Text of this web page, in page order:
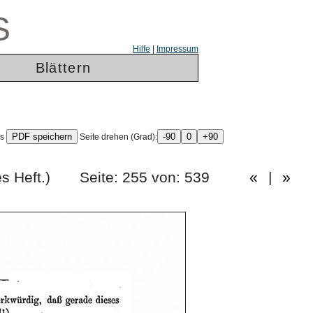
Hilfe Impressum
Blättern
Seite drehen (Grad):
Heft.) Seite: 255 von: 539 « | »